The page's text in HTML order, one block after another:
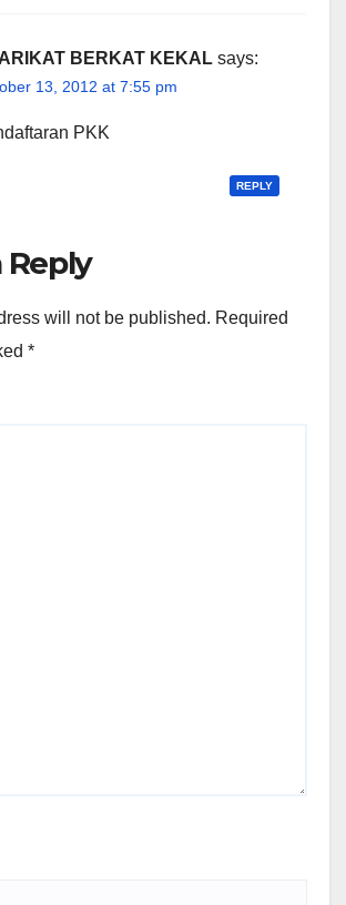
BERKAT KEKAL says:
13, 2012 at 7:55 pm
PKK
REPLY
Reply
will not be published. Required
*